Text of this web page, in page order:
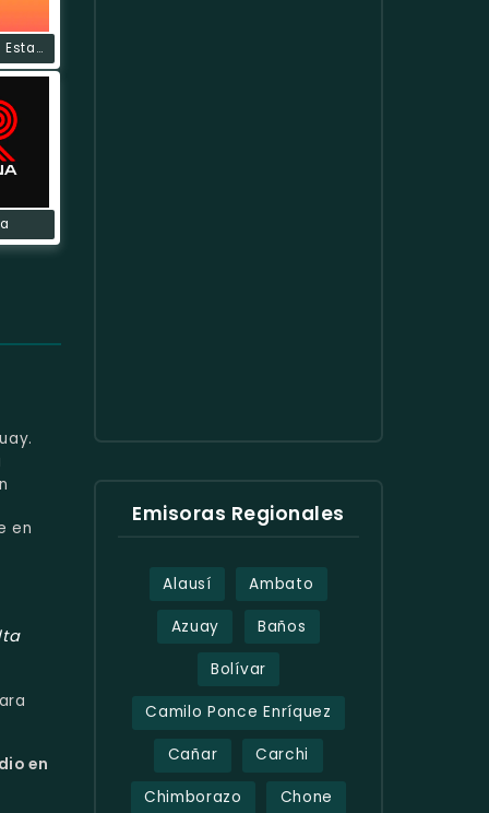
La Suprema Estacion
en
en
Emisoras Regionales
Alausí Ambato
Azuay Baños
Bolívar
Camilo Ponce Enríquez
Cañar Carchi
Chimborazo Chone